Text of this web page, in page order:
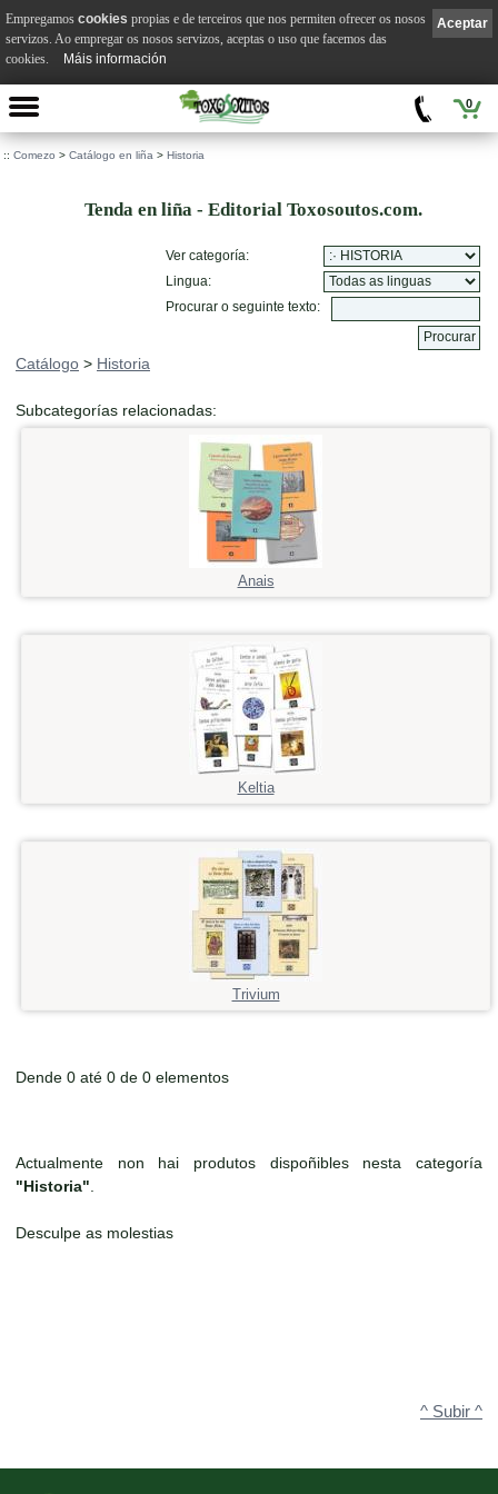
0
:: Comezo > Catálogo en liña > Historia
Tenda en liña - Editorial Toxosoutos.com.
Ver categoría:
Lingua:
Procurar o seguinte texto:
Catálogo > Historia
Subcategorías relacionadas:
Anais
Keltia
Trivium
Dende 0 até 0 de 0 elementos
Actualmente non hai produtos dispoñibles nesta categoría
"Historia"
Desculpe as molestias
^ Subir ^
Aceptar
Empregamos cookies propias e de terceiros que nos permiten ofrecer os nosos
servizos. Ao empregar os nosos servizos, aceptas o uso que facemos das
cookies.
Máis información